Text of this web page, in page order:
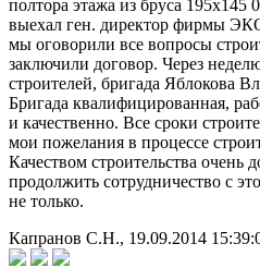
полтора этажа из бруса 195х145
выехал ген. директор фирмы
мы оговорили все вопросы
заключили договор. Через
строителей, бригада Яблокова
Бригада квалифицированная,
и качественно. Все сроки
мои пожелания в процессе
Качеством строительства очень
продолжить сотрудничество с
не только.
Капранов С.Н., 19.09.2014